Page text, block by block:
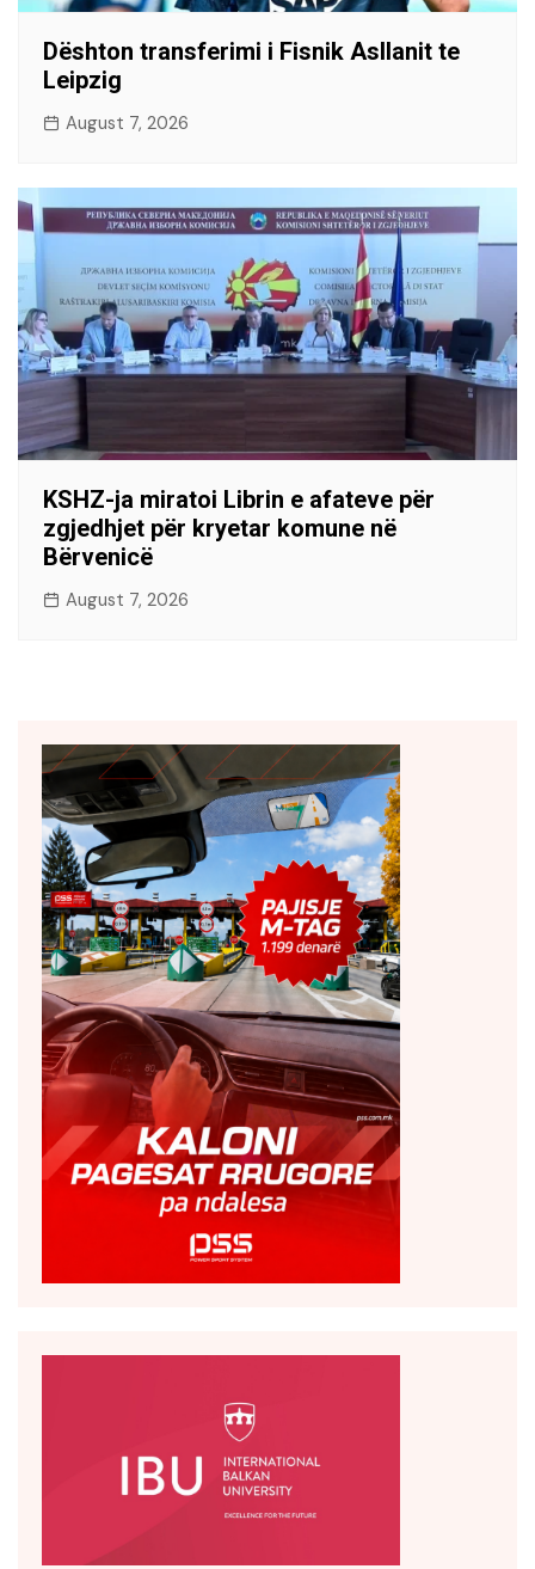
Dështon transferimi i Fisnik Asllanit te
Leipzig
August 7, 2026
KSHZ-ja miratoi Librin e afateve për
zgjedhjet për kryetar komune në
Bërvenicë
August 7, 2026